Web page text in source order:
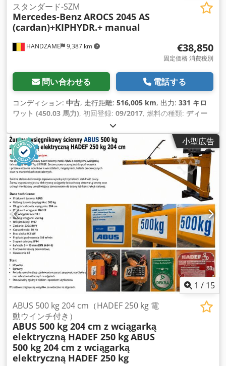
HANDZAME 9,387 km
スタンダード-SZM
Mercedes-BenzAROCS 2045 AS
(cardan)+KIPHYDR.+ manual
€38,850
固定価格 消費税別
問い合わせる 電話する
コンディション: 中古, 走行距離: 516,005 km, 出力: 331 キロ
ワット (450.03 馬力), 初回登録: 09/2017, 燃料の種類: ディー
, アクスル構成:
ス:3,900 mm, 燃料:ディーゼル, 色:白色, 運転席:スリーパー
キャブ, 変速方式:機械式, ギア数:16 , 排出クラス: ユーロ6, サ
スペンション:
エアコン, 電動ウィンド
ウ調節,
小型広告
1 / 15
ABUS 500 kg 204 cm（HADEF 250 kg 電
動ウインチ付き）
ABUS 500 kg 204 cm z wciągarką
elektryczną HADEF 250 kgABUS
500 kg 204 cm z wciągarką
elektryczną HADEF 250 kg